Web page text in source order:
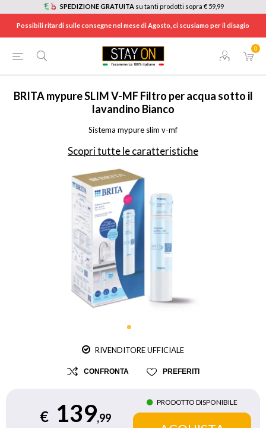
SPEDIZIONE GRATUITA su tanti prodotti sopra € 59,99
Possibili ritardi sulle consegne nel mese di Agosto, ci scusiamo per il disagio
0
ELETTRODOMESTICI / ELETTRODOMESTICI DA CUCINA
BRITA mypure SLIM V-MF Filtro per acqua sotto il
lavandino Bianco
Sistema mypure slim v-mf
Scopri tutte le caratteristiche
RIVENDITORE UFFICIALE
CONFRONTA PREFERITI
€ 139,99
PRODOTTO DISPONIBILE